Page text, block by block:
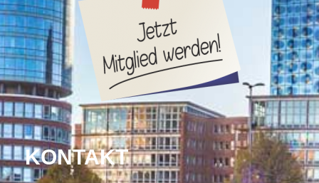
KONTAKT